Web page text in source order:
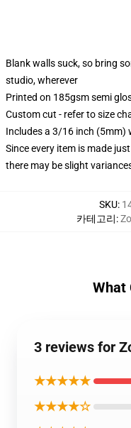
Blank walls suck, so bring
studio, wherever
Printed on 185gsm semi
Custom cut - refer to size
Includes a 3/16 inch (5mm)
Since every item is made
there may be slight
SKU:
카테고리:
What
3 reviews for
★★★★★
★★★★☆